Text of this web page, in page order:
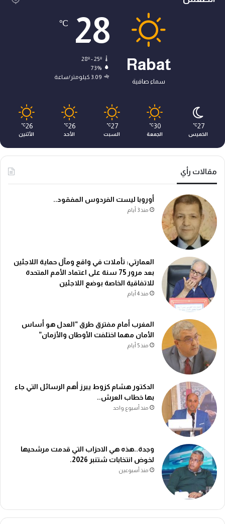
Rabat
سماء صافية
28
℃
28º - 25º
73%
3.09 كيلومتر/ساعة
27
℃
الخميس
30
℃
الجمعة
27
℃
السبت
26
℃
الأحد
26
℃
الأثنين
مقالات رأي
أوروبا ليست الفردوس المفقود..
منذ 3 أيام
العمارتي: تأملات في واقع ومآل حماية اللاجئين
بعد مرور 75 سنة على اعتماد الأمم المتحدة
للاتفاقية الخاصة بوضع اللاجئين
منذ 4 أيام
المغرب أمام مفترق طرق “العدل هو أساس
الأمان مهما اختلفت الأوطان والأزمان”
منذ 5 أيام
الدكتور هشام كزوط يبرز أهم الرسائل التي جاء
بها خطاب العرش..
منذ أسبوع واحد
وجدة..هذه هي الاحزاب التي قدمت مرشحيها
لخوض انتخابات شتنبر 2026.
منذ أسبوعين